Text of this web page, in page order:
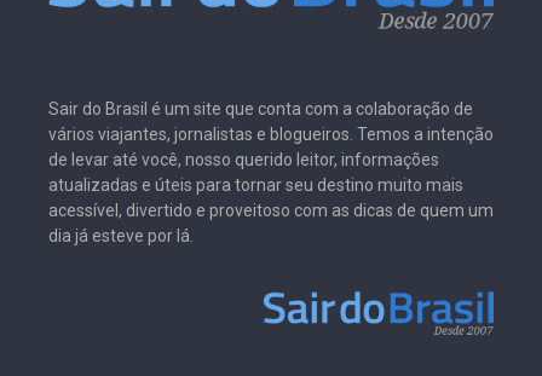
Sair do Brasil é um site que conta com a colaboração de
vários viajantes, jornalistas e blogueiros. Temos a intenção
de levar até você, nosso querido leitor, informações
atualizadas e úteis para tornar seu destino muito mais
acessível, divertido e proveitoso com as dicas de quem um
dia já esteve por lá.